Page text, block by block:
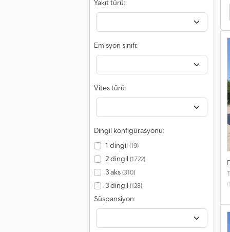
Yakıt türü:
Emisyon sınıfı:
Vites türü:
Dingil konfigürasyonu:
1 dingil (19)
2 dingil (1.722)
3 aks(310)
3 dingil (128)
Süspansiyon:
Man Tgs 41 Kamyonlar Man Tgs 41 Kamu Hizmeti